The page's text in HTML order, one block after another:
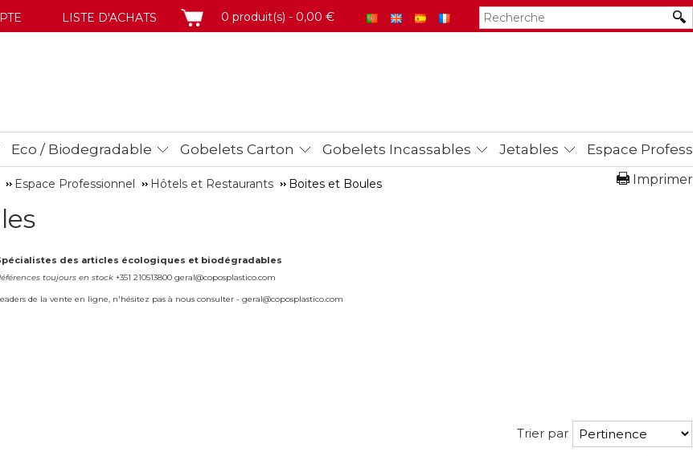
LISTE D'ACHATS PANIER
0 produit(s) - 0,00 €
Eco / Biodegradable Gobelets Carton Gobelets Incassables Jetables Espace
Imprimer
Espace Professionnel Hôtels et Restaurants Boites et Boules
des articles écologiques et biodégradables
toujours en stock +351 210513800 geral@coposplastico.com
de la vente en ligne, n'hésitez pas à nous consulter - geral@coposplastico.com
Trier par